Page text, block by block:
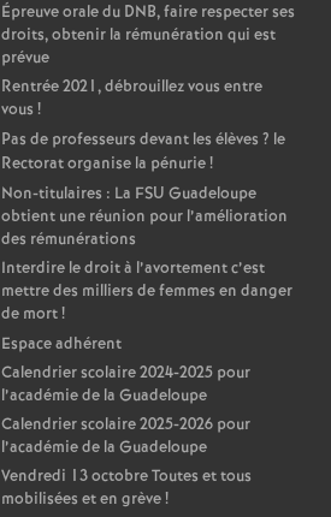
Épreuve orale du DNB, faire respecter ses
droits, obtenir la rémunération qui est
prévue
Rentrée 2021, débrouillez vous entre
vous !
Pas de professeurs devant les élèves ? le
Rectorat organise la pénurie!
Non-titulaires : La FSU Guadeloupe
obtient une réunion pour l’amélioration
des rémunérations
Interdire le droit à l’avortement c’est
mettre des milliers de femmes en danger
de mort!
Espace adhérent
Calendrier scolaire 2024-2025 pour
l’académie de la Guadeloupe
Calendrier scolaire 2025-2026 pour
l’académie de la Guadeloupe
Vendredi 13 octobre Toutes et tous
mobilisées et en grève!